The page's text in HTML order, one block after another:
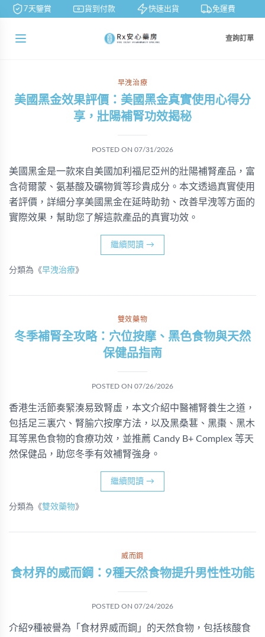
7天鑒賞 貨到付款 快速出貨 免運費
查詢訂單
早洩治療
美國黑金效果評價：美國黑金真實使用心得分
享，壯陽補腎功效揭秘
POSTED ON 07/31/2026
美國黑金是一款來自美國加利福尼亞州的壯陽補腎產品，富
含荷爾蒙、氨基酸及礦物質等珍貴成分。本文透過真實使用
者評價，詳細分享美國黑金在延時助勃、改善早洩等方面的
實際效果，幫助您了解這款產品的真實功效。
繼續閱讀 →
分類為《早洩治療》
雙效藥物
冬季補腎全攻略：穴位按摩、黑色食物與天然
保健品指南
POSTED ON 07/26/2026
香港生活節奏緊湊易致腎虛，本文介紹中醫補腎養生之道，
包括足三裏穴、腎腧穴按摩方法，以及黑桑葚、黑棗、黑木
耳等黑色食物的食療功效，並推薦 Candy B+ Complex 等天
然保健品，助您冬季有效補腎強身。
繼續閱讀 →
分類為《雙效藥物》
威而鋼
食材界的威而鋼：9種天然食物提升男性性功能
POSTED ON 07/24/2026
介紹9種被譽為「食材界威而鋼」的天然食物，包括核酸食